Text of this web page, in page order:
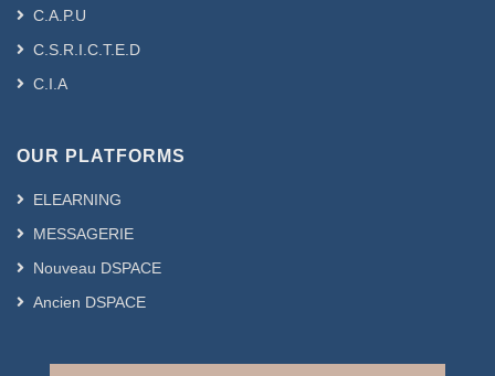
C.A.P.U
C.S.R.I.C.T.E.D
C.I.A
OUR PLATFORMS
ELEARNING
MESSAGERIE
Nouveau DSPACE
Ancien DSPACE